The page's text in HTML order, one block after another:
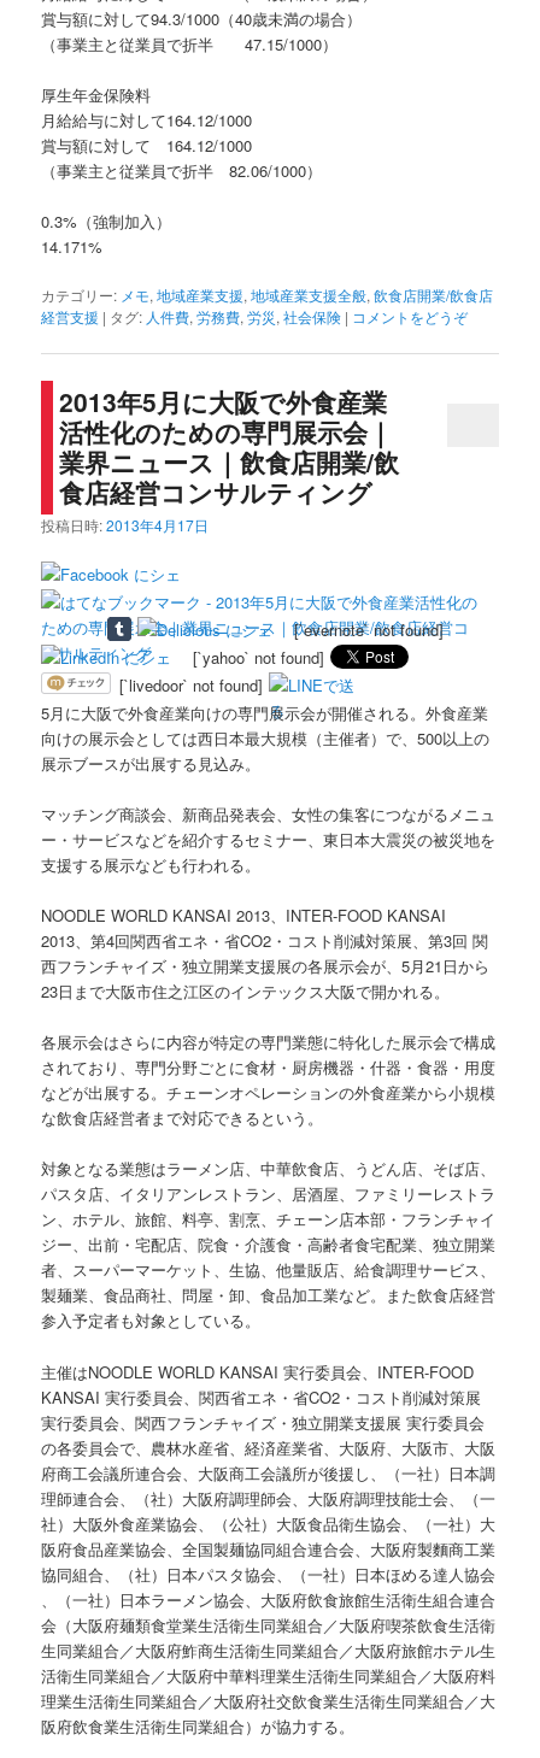
賞与額に対して94.3/1000（40歳未満の場合）
（事業主と従業員で折半 47.15/1000）
厚生年金保険料
月給給与に対して164.12/1000
賞与額に対して 164.12/1000
（事業主と従業員で折半 82.06/1000）
0.3%（強制加入）
14.171%
カテゴリー: メモ,地域産業支援,地域産業支援全般,飲食店開業/飲食店
経営支援 | タグ: 人件費,労務費,労災,社会保険 | コメントをどうぞ
2013年5月に大阪で外食産業
活性化のための専門展示会｜
業界ニュース｜飲食店開業/飲
食店経営コンサルティング
投稿日時:2013年4月17日
[`evernote` not found]
[`yahoo` not found]
[`livedoor` not found]
5月に大阪で外食産業向けの専門展示会が開催される。外食産業
向けの展示会としては西日本最大規模（主催者）で、500以上の
展示ブースが出展する見込み。
マッチング商談会、新商品発表会、女性の集客につながるメニュ
ー・サービスなどを紹介するセミナー、東日本大震災の被災地を
支援する展示なども行われる。
NOODLE WORLD KANSAI 2013、INTER-FOOD KANSAI
2013、第4回関西省エネ・省CO2・コスト削減対策展、第3回 関
西フランチャイズ・独立開業支援展の各展示会が、5月21日から
23日まで大阪市住之江区のインテックス大阪で開かれる。
各展示会はさらに内容が特定の専門業態に特化した展示会で構成
されており、専門分野ごとに食材・厨房機器・什器・食器・用度
などが出展する。チェーンオペレーションの外食産業から小規模
な飲食店経営者まで対応できるという。
対象となる業態はラーメン店、中華飲食店、うどん店、そば店、
パスタ店、イタリアンレストラン、居酒屋、ファミリーレストラ
ン、ホテル、旅館、料亭、割烹、チェーン店本部・フランチャイ
ジー、出前・宅配店、院食・介護食・高齢者食宅配業、独立開業
者、スーパーマーケット、生協、他量販店、給食調理サービス、
製麺業、食品商社、問屋・卸、食品加工業など。また飲食店経営
参入予定者も対象としている。
主催はNOODLE WORLD KANSAI 実行委員会、INTER-FOOD
KANSAI 実行委員会、関西省エネ・省CO2・コスト削減対策展
実行委員会、関西フランチャイズ・独立開業支援展 実行委員会
の各委員会で、農林水産省、経済産業省、大阪府、大阪市、大阪
府商工会議所連合会、大阪商工会議所が後援し、（一社）日本調
理師連合会、（社）大阪府調理師会、大阪府調理技能士会、（一
社）大阪外食産業協会、（公社）大阪食品衛生協会、（一社）大
阪府食品産業協会、全国製麺協同組合連合会、大阪府製麵商工業
協同組合、（社）日本パスタ協会、（一社）日本ほめる達人協会
、（一社）日本ラーメン協会、大阪府飲食旅館生活衛生組合連合
会（大阪府麺類食堂業生活衛生同業組合／大阪府喫茶飲食生活衛
生同業組合／大阪府鮓商生活衛生同業組合／大阪府旅館ホテル生
活衛生同業組合／大阪府中華料理業生活衛生同業組合／大阪府料
理業生活衛生同業組合／大阪府社交飲食業生活衛生同業組合／大
阪府飲食業生活衛生同業組合）が協力する。